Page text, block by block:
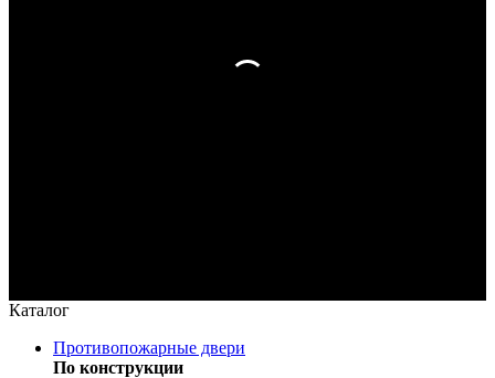
Каталог
Противопожарные двери
По конструкции